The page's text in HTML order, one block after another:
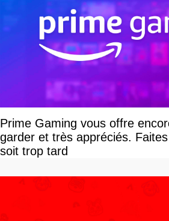
Prime Gaming vous offre
garder et très appréciés.
soit trop tard